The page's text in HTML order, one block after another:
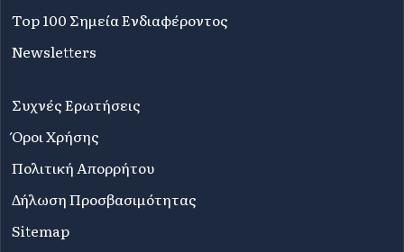
Top 100 Σημεία Ενδιαφέροντος
Newsletters
Συχνές Ερωτήσεις
Όροι Χρήσης
Πολιτική Απορρήτου
Δήλωση Προσβασιμότητας
Sitemap